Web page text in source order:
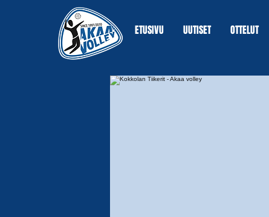
ETUSIVU UUTISET OTTELUT